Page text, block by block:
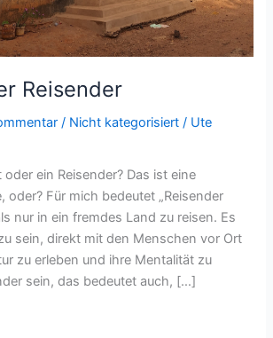
Reisender
/ Nicht kategorisiert / Ute
oder ein Reisender? Das ist eine
oder? Für mich bedeutet „Reisender
nur in ein fremdes Land zu reisen. Es
sein, direkt mit den Menschen vor Ort
zu erleben und ihre Mentalität zu
sein, das bedeutet auch, […]